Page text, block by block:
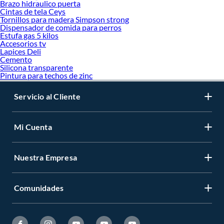
Piedra pizarra
Granito
Piedra reconstruida
Gravillas y piedras
Piedra reconstituida
Cerámica exterior
Cerámica
Mosaico
Piedras
Brazo hidraulico puerta
Cintas de tela Ceys
Tornillos para madera Simpson strong
Dispensador de comida para perros
Estufa gas 5 kilos
Accesorios tv
Lapices Deli
Cemento
Silicona transparente
Pintura para techos de zinc
Servicio al Cliente
Mi Cuenta
Nuestra Empresa
Comunidades